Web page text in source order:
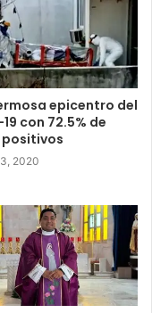
epicentro del
con 72.5% de
2020